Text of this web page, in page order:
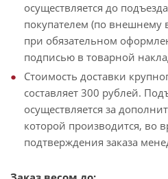
осуществляется до
покупателем (по внешнему
при обязательном
подписью в товарной
Стоимость доставки
составляет 300 рублей.
осуществляется за
которой производится, во
подтверждения заказа